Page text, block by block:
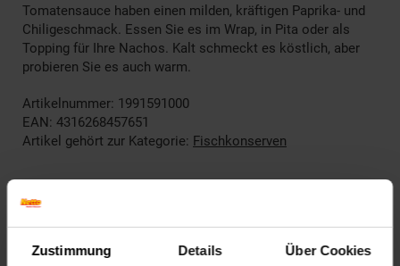
Zustimmung Details Über Cookies
Tomatensauce haben einen milden, kräftigen Paprika- und
Chiligeschmack. Essen Sie es im Wrap, in Pita oder als
Topping für Ihre Nachos. Kalt schmeckt es köstlich, aber
probieren Sie es auch warm.
Artikelnummer: 1991591000
EAN: 4316268457651
Artikel gehört zur Kategorie: Fischkonserven
Kennzeichnung